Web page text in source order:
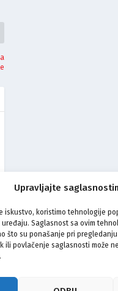
Upravljajte
iskustvo, koristimo tehnologije
Saglasnost sa ovim
što su ponašanje pri
ili povlačenje saglasnosti može